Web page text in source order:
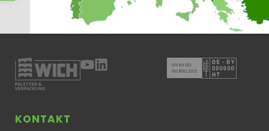
Alternative:
KONTAKT